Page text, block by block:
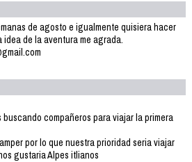
de agosto e igualmente quisiera hacer
idea de la aventura me agrada.
buscando compañeros para viajar la primera
por lo que nuestra prioridad seria viajar
gustaria Alpes itlianos